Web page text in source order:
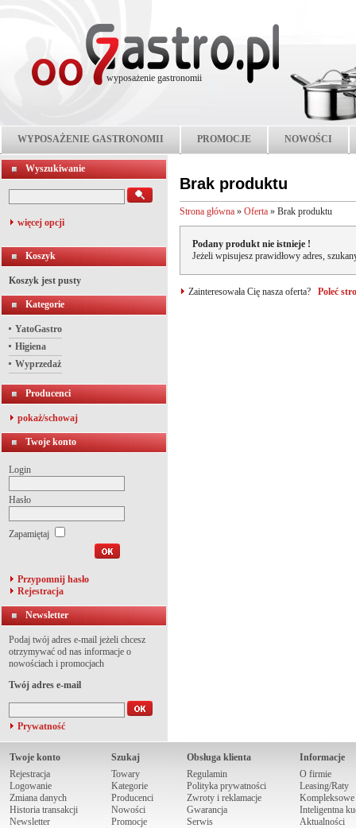
wyposażenie gastronomii
WYPOSAŻENIE GASTRONOMII PROMOCJE NOWOŚCI
Wyszukiwanie
więcej opcji
Koszyk
Koszyk jest pusty
Kategorie
YatoGastro
Higiena
Wyprzedaż
Producenci
pokaż/schowaj
Twoje konto
Login
Hasło
Zapamiętaj
Przypomnij hasło
Rejestracja
Newsletter
Podaj twój adres e-mail jeżeli chcesz
otrzymywać od nas informacje o
nowościach i promocjach
Twój adres e-mail
Prywatność
Brak produktu
Strona główna » Oferta » Brak produktu
Podany produkt nie istnieje !
Jeżeli wpisujesz prawidłowy adres,
Zainteresowała Cię nasza oferta? Poleć
Twoje konto
Rejestracja
Logowanie
Zmiana danych
Historia transakcji
Newsletter
Szukaj
Towary
Kategorie
Producenci
Nowości
Promocje
Obsługa klienta
Regulamin
Polityka prywatności
Zwroty i reklamacje
Gwarancja
Serwis
Informacje
O firmie
Leasing/Raty
Kompleksowe
Inteligentna
Aktualności